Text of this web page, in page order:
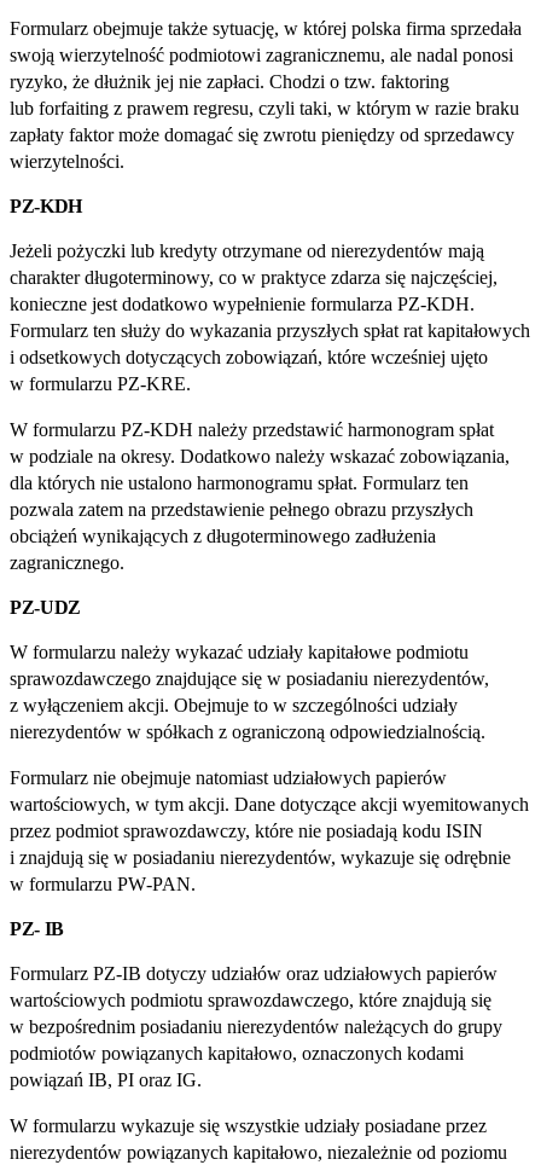
Formularz obejmuje także sytuację, w której polska firma sprzedała
swoją wierzytelność podmiotowi zagranicznemu, ale nadal ponosi
ryzyko, że dłużnik jej nie zapłaci. Chodzi o tzw. faktoring
lub forfaiting z prawem regresu, czyli taki, w którym w razie braku
zapłaty faktor może domagać się zwrotu pieniędzy od sprzedawcy
wierzytelności.
PZ‑KDH
Jeżeli pożyczki lub kredyty otrzymane od nierezydentów mają
charakter długoterminowy, co w praktyce zdarza się najczęściej,
konieczne jest dodatkowo wypełnienie formularza PZ‑KDH.
Formularz ten służy do wykazania przyszłych spłat rat kapitałowych
i odsetkowych dotyczących zobowiązań, które wcześniej ujęto
w formularzu PZ‑KRE.
W formularzu PZ‑KDH należy przedstawić harmonogram spłat
w podziale na okresy. Dodatkowo należy wskazać zobowiązania,
dla których nie ustalono harmonogramu spłat. Formularz ten
pozwala zatem na przedstawienie pełnego obrazu przyszłych
obciążeń wynikających z długoterminowego zadłużenia
zagranicznego.
PZ‑UDZ
W formularzu należy wykazać udziały kapitałowe podmiotu
sprawozdawczego znajdujące się w posiadaniu nierezydentów,
z wyłączeniem akcji. Obejmuje to w szczególności udziały
nierezydentów w spółkach z ograniczoną odpowiedzialnością.
Formularz nie obejmuje natomiast udziałowych papierów
wartościowych, w tym akcji. Dane dotyczące akcji wyemitowanych
przez podmiot sprawozdawczy, które nie posiadają kodu ISIN
i znajdują się w posiadaniu nierezydentów, wykazuje się odrębnie
w formularzu PW‑PAN.
PZ- IB
Formularz PZ‑IB dotyczy udziałów oraz udziałowych papierów
wartościowych podmiotu sprawozdawczego, które znajdują się
w bezpośrednim posiadaniu nierezydentów należących do grupy
podmiotów powiązanych kapitałowo, oznaczonych kodami
powiązań IB, PI oraz IG.
W formularzu wykazuje się wszystkie udziały posiadane przez
nierezydentów powiązanych kapitałowo, niezależnie od poziomu